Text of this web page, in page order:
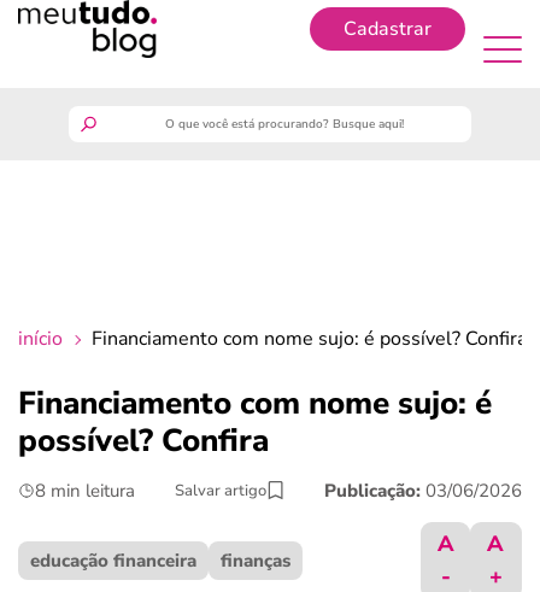
Cadastrar
crédito fácil
últimas notícias
ferramentas
início Financiamento com nome sujo: é possível? Confira
Financiamento com nome sujo: é
possível? Confira
8 min leitura Salvar artigo Publicação: 03/06/2026
educação financeira finanças
A
-
A
+